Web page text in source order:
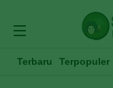
Terbaru Terpopuler